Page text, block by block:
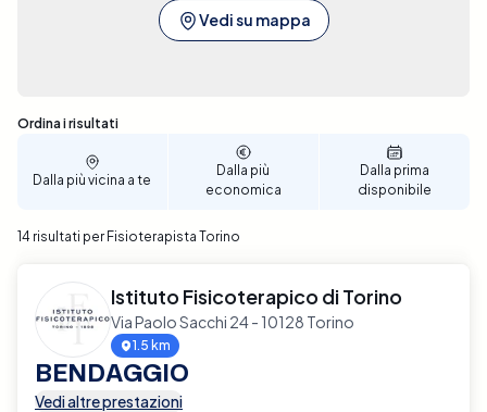
Vedi su mappa
Sono stati trovati 14 risultati
Ordina i risultati
Dalla più vicina a te
Dalla più
economica
Dalla prima
disponibile
14 risultati per Fisioterapista Torino
Istituto Fisicoterapico di Torino
Via Paolo Sacchi 24 - 10128 Torino
1.5 km
BENDAGGIO
Vedi altre prestazioni